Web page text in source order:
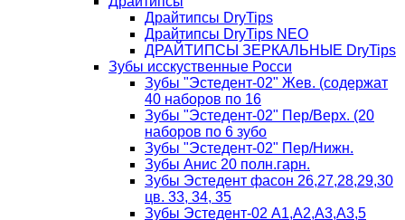
Драйтипсы DryTips
Драйтипсы DryTips NEO
ДРАЙТИПСЫ ЗЕРКАЛЬНЫЕ DryTips
Зубы исскуственные Росси
Зубы "Эстедент-02" Жев. (содержат
40 наборов по 16
Зубы "Эстедент-02" Пер/Верх. (20
наборов по 6 зубо
Зубы "Эстедент-02" Пер/Нижн.
Зубы Анис 20 полн.гарн.
Зубы Эстедент фасон 26,27,28,29,30
цв. 33, 34, 35
Зубы Эстедент-02 А1,А2,А3,А3,5